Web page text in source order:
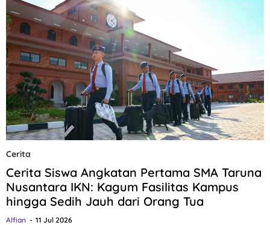
Cerita
Cerita Siswa Angkatan Pertama SMA Taruna
Nusantara IKN: Kagum Fasilitas Kampus
hingga Sedih Jauh dari Orang Tua
Alfian 11 Jul 2026